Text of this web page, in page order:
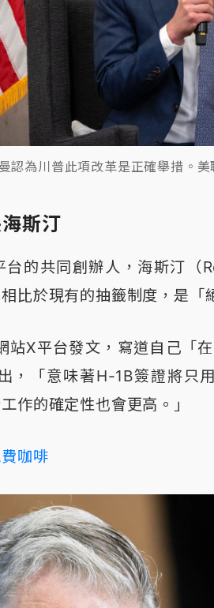
認為川普此項改革是正確舉措。美
斯汀
台的共同創辦人，海斯汀（
比於現有的抽籤制度，是「
站X平台發文，寫道自己「
，「意味著H-1B簽證將只
作的確定性也會更高。」
咖啡